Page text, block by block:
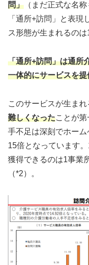
問」 （まだ正式な名
「通所+訪問」と表
ス形態が生まれるのは
「通所+訪問」は通所
一体的にサービスを
このサービスが生まれ
難しくなったことが
手不足は深刻でホー
15倍となっています
獲得できるのは1事業
（*2）。